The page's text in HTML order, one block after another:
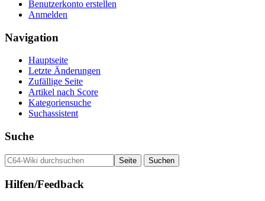
Benutzerkonto erstellen
Anmelden
Navigation
Hauptseite
Letzte Änderungen
Zufällige Seite
Artikel nach Score
Kategoriensuche
Suchassistent
Suche
Hilfen/Feedback